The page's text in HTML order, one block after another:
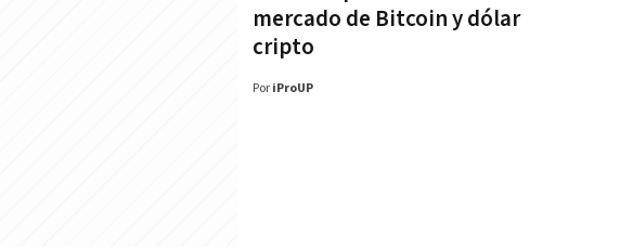
mercado de Bitcoin y dólar
cripto
Por iProUP